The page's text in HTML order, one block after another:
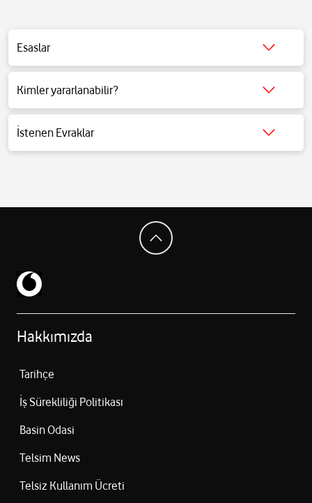
Esaslar
Detaylı bilgi için tıklayınız.
Kimler yararlanabilir?
Detaylı bilgi için tıklayınız.
İstenen Evraklar
Detaylı bilgi için tıklayınız.
Hakkımızda
Tarihçe
İş Sürekliliği Politikası
Basin Odasi
Telsim News
Telsiz Kullanım Ücreti